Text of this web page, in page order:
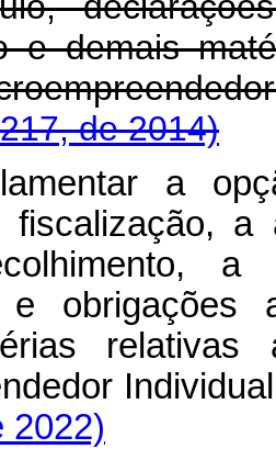
e demais
de 2014)
a
fiscalização,
a
e obrigações
2022)